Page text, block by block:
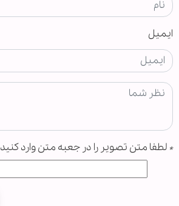
ایمیل
* لطفا متن تصویر را در جعبه متن وارد کنید